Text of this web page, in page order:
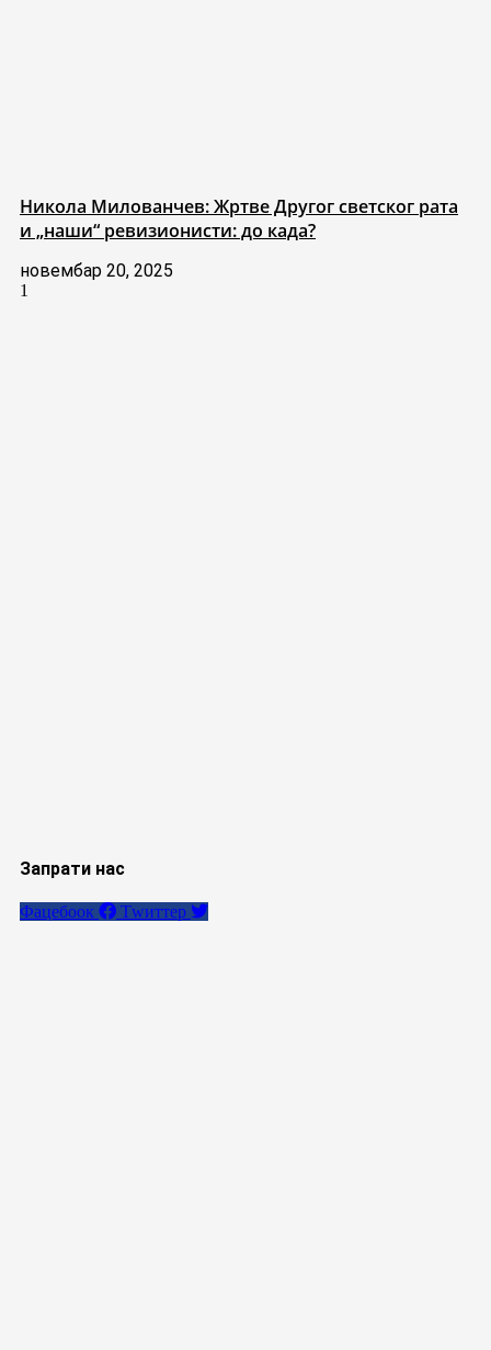
Никола Милованчев: Жртве Другог светског рата
и „наши“ ревизионисти: до када?
новембар 20, 2025
Запрати нас
Фацебоок Тwиттер